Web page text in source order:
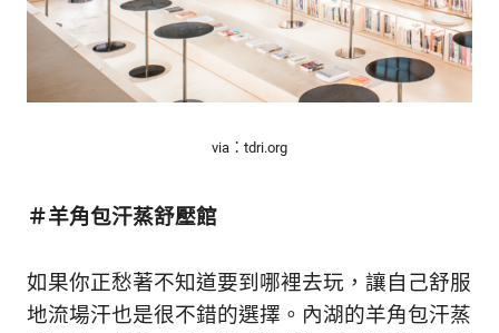
via：tdri.org
＃羊角包汗蒸舒壓館
如果你正愁著不知道要到哪裡去玩，讓自己舒服
地流場汗也是很不錯的選擇。內湖的羊角包汗蒸